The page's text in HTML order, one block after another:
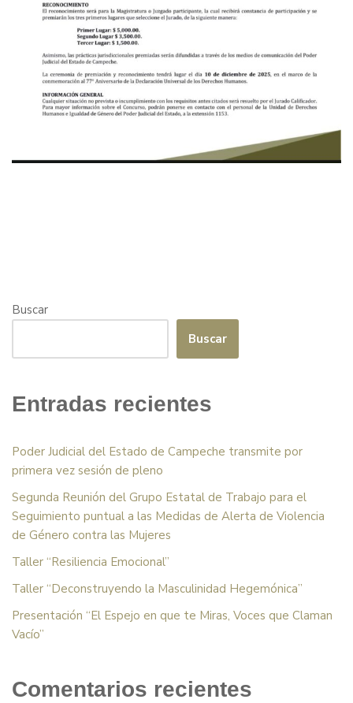
Buscar
Buscar
Entradas recientes
Poder Judicial del Estado de Campeche transmite por
primera vez sesión de pleno
Segunda Reunión del Grupo Estatal de Trabajo para el
Seguimiento puntual a las Medidas de Alerta de Violencia
de Género contra las Mujeres
Taller “Resiliencia Emocional”
Taller “Deconstruyendo la Masculinidad Hegemónica”
Presentación “El Espejo en que te Miras, Voces que Claman
Vacío”
Comentarios recientes